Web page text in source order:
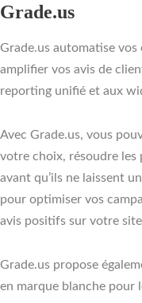
Grade.us
Grade.us automatise
amplifier vos avis de
reporting unifié et aux
Avec Grade.us, vous
votre choix, résoudre les
avant qu’ils ne laissent
pour optimiser vos
avis positifs sur votre
Grade.us propose
en marque blanche pour